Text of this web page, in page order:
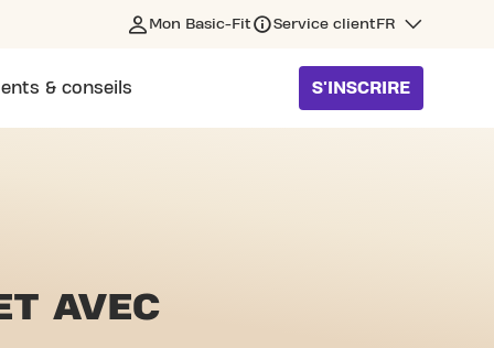
Mon Basic-Fit Service client FR
& conseils S'INSCRIRE
AVEC